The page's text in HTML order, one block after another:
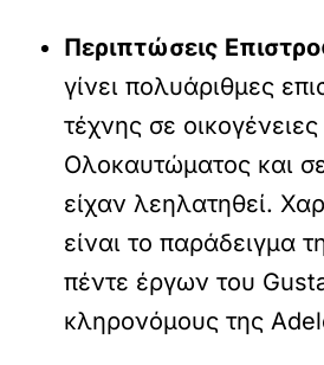
Περιπτώσεις
γίνει πολυάριθμες
τέχνης σε
Ολοκαυτώματος και
είχαν λεηλατηθεί.
είναι το παράδειγμα
πέντε έργων του
κληρονόμους της